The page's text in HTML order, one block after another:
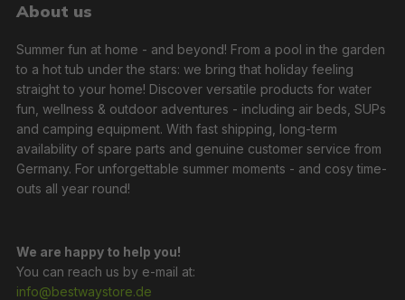
About us
Summer fun at home - and beyond! From a pool in the garden
to a hot tub under the stars: we bring that holiday feeling
straight to your home! Discover versatile products for water
fun, wellness & outdoor adventures - including air beds, SUPs
and camping equipment. With fast shipping, long-term
availability of spare parts and genuine customer service from
Germany. For unforgettable summer moments - and cosy time-
outs all year round!
We are happy to help you!
You can reach us by e-mail at:
info@bestwaystore.de